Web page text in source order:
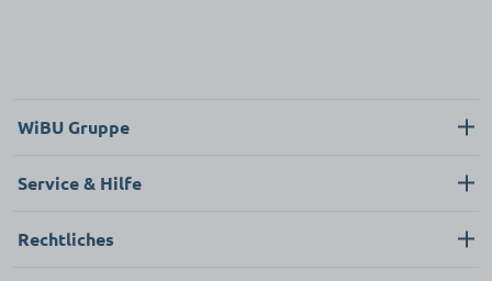
WiBU Gruppe
Service & Hilfe
Rechtliches